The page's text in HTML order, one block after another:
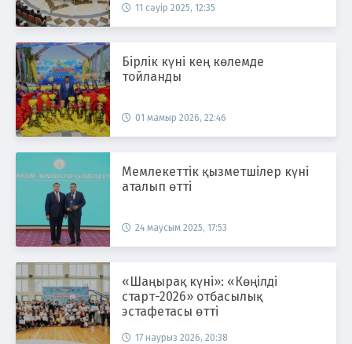
11 сәуір 2025, 12:35
Бірлік күні кең көлемде
тойланды
01 мамыр 2026, 22:46
Мемлекеттік қызметшілер күні
аталып өтті
24 маусым 2025, 17:53
«Шаңырақ күні»: «Көңілді
старт-2026» отбасылық
эстафетасы өтті
17 наурыз 2026, 20:38